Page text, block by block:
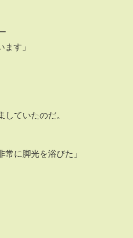
ー
す」
していたのだ。
常に脚光を浴びた」